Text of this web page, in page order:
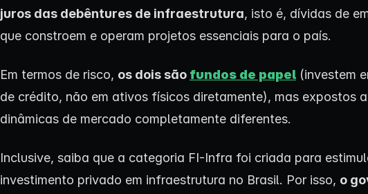
juros das debêntures de infraestrutura, isto é, dívidas de
que constroem e operam projetos essenciais para o país.
Em termos de risco, os dois são fundos de papel (investem
de crédito, não em ativos físicos diretamente), mas expostos
dinâmicas de mercado completamente diferentes.
Inclusive, saiba que a categoria FI-Infra foi criada para
investimento privado em infraestrutura no Brasil. Por isso, o